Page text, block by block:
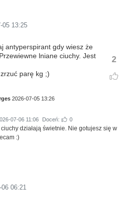
05 13:25
2
antyperspirant gdy wiesz że
lniane ciuchy. Jest
parę kg ;)
2026-07-05 13:26
07-06 11:06 Doceń: 0
działają świetnie. Nie gotujesz się w
:)
06 06:21